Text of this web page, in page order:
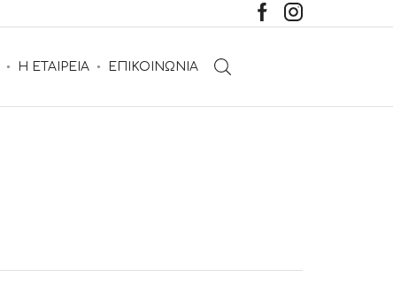
Η ΕΤΑΙΡΕΙΑ ΕΠΙΚΟΙΝΩΝΙΑ